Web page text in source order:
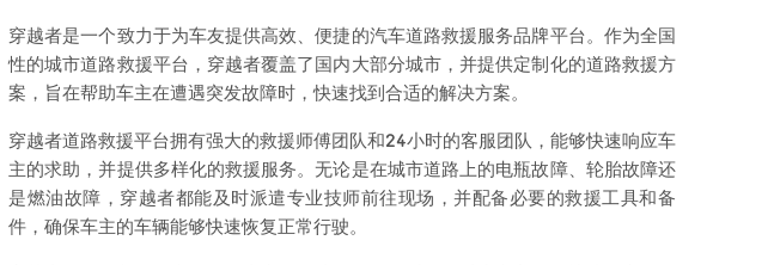
穿越者是一个致力于为车友提供高效、便捷的汽车道路救援服务品牌平台。作为全国
性的城市道路救援平台，穿越者覆盖了国内大部分城市，并提供定制化的道路救援方
案，旨在帮助车主在遭遇突发故障时，快速找到合适的解决方案。
穿越者道路救援平台拥有强大的救援师傅团队和24小时的客服团队，能够快速响应车
主的求助，并提供多样化的救援服务。无论是在城市道路上的电瓶故障、轮胎故障还
是燃油故障，穿越者都能及时派遣专业技师前往现场，并配备必要的救援工具和备
件，确保车主的车辆能够快速恢复正常行驶。